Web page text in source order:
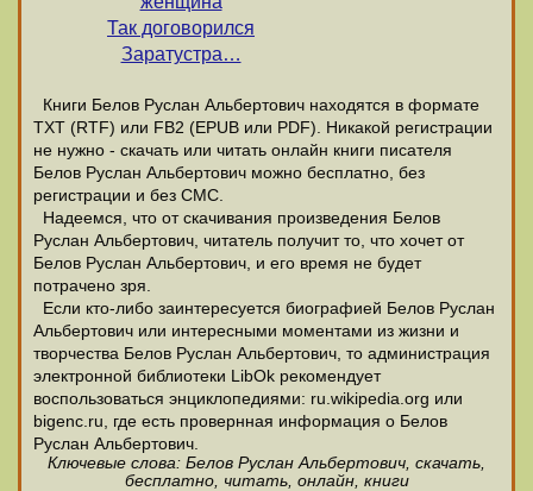
Так договорился
Заратустра…
Книги Белов Руслан Альбертович находятся в формате
ТХТ (RTF) или FB2 (EPUB или PDF). Никакой регистрации
не нужно - скачать или читать онлайн книги писателя
Белов Руслан Альбертович можно бесплатно, без
регистрации и без СМС.
Надеемся, что от скачивания произведения Белов
Руслан Альбертович, читатель получит то, что хочет от
Белов Руслан Альбертович, и его время не будет
потрачено зря.
Если кто-либо заинтересуется биографией Белов Руслан
Альбертович или интересными моментами из жизни и
творчества Белов Руслан Альбертович, то администрация
электронной библиотеки LibOk рекомендует
воспользоваться энциклопедиями: ru.wikipedia.org или
bigenc.ru, где есть провернная информация о Белов
Руслан Альбертович.
Ключевые слова: Белов Руслан Альбертович, скачать,
бесплатно, читать, онлайн, книги